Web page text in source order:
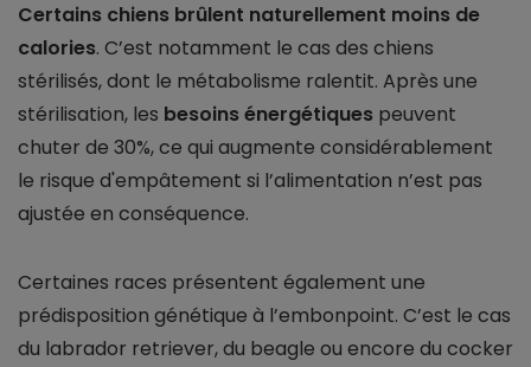
Certains chiens brûlent naturellement moins de
calories. C’est notamment le cas des chiens
stérilisés, dont le métabolisme ralentit. Après une
stérilisation, les besoins énergétiques peuvent
chuter de 30%, ce qui augmente considérablement
le risque d'empâtement si l’alimentation n’est pas
ajustée en conséquence.
Certaines races présentent également une
prédisposition génétique à l’embonpoint. C’est le cas
du labrador retriever, du beagle ou encore du cocker